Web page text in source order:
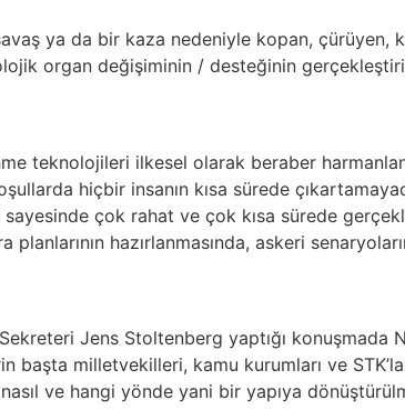
ya da bir kaza nedeniyle kopan, çürüyen,
organ değişiminin / desteğinin
teknolojileri ilkesel olarak beraber
hiçbir insanın kısa sürede
çok rahat ve çok kısa sürede
hazırlanmasında, askeri
Jens Stoltenberg yaptığı
başta milletvekilleri, kamu kurumları ve
ve hangi yönde yani bir yapıya